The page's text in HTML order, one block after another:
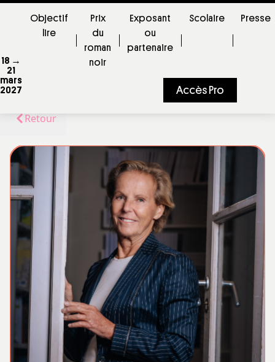
18 →
21
mars
2027
Objectif
lire
Prix
du
roman
noir
Exposant
ou
partenaire
Scolaire Presse
Accès Pro
Retour